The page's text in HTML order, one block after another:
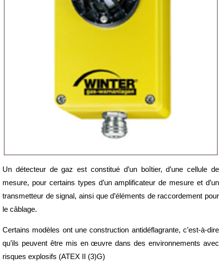
Un détecteur de gaz est constitué d’un boîtier, d’une cellule de
mesure, pour certains types d’un amplificateur de mesure et d’un
transmetteur de signal, ainsi que d’éléments de raccordement pour
le câblage.
Certains modèles ont une construction antidéflagrante, c’est-à-dire
qu’ils peuvent être mis en œuvre dans des environnements avec
risques explosifs (ATEX II (3)G)